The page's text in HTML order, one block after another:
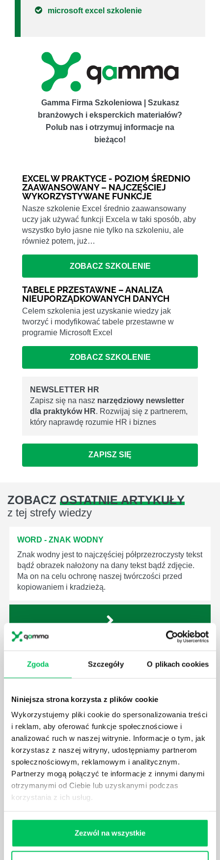
Zgoda Szczegóły O plikach cookies
Niniejsza strona korzysta z plików cookie
Wykorzystujemy pliki cookie do spersonalizowania treści
i reklam, aby oferować funkcje społecznościowe i
analizować ruch w naszej witrynie. Informacje o tym, jak
korzystasz z naszej witryny, udostępniamy partnerom
społecznościowym, reklamowym i analitycznym.
Partnerzy mogą połączyć te informacje z innymi danymi
otrzymanymi od Ciebie lub uzyskanymi podczas
korzystania z ich usług.
Zezwól na wszystkie
microsoft excel szkolenie
Gamma Firma Szkoleniowa | Szukasz
branżowych i eksperckich materiałów?
Polub nas i otrzymuj informacje na
bieżąco!
EXCEL W PRAKTYCE - POZIOM ŚREDNIO
ZAAWANSOWANY – NAJCZĘŚCIEJ
WYKORZYSTYWANE FUNKCJE
Nasze szkolenie Excel średnio zaawansowany
uczy jak używać funkcji Excela w taki sposób, aby
wszystko było jasne nie tylko na szkoleniu, ale
również potem, już…
ZOBACZ SZKOLENIE
TABELE PRZESTAWNE – ANALIZA
NIEUPORZĄDKOWANYCH DANYCH
Celem szkolenia jest uzyskanie wiedzy jak
tworzyć i modyfikować tabele przestawne w
programie Microsoft Excel
ZOBACZ SZKOLENIE
NEWSLETTER HR
Zapisz się na nasz narzędziowy newsletter
dla praktyków HR. Rozwijaj się z partnerem,
który naprawdę rozumie HR i biznes
ZAPISZ SIĘ
ZOBACZ OSTATNIE ARTYKUŁY
z tej strefy wiedzy
WORD - ZNAK WODNY
Znak wodny jest to najczęściej półprzezroczysty tekst
bądź obrazek nałożony na dany tekst bądź zdjęcie.
Ma on na celu ochronę naszej twórczości przed
kopiowaniem i kradzieżą.
Często zdarza się, że potrzebujemy zaznaczyć całą
zawartość danego dokumentu – zarówno tekst jak i
WORD - WSTAWIANIE WYKRESU
Program Word jest najczęściej wykorzystywany do
tworzenia dokumentów tekstowych, zaś Excel do
tworzenia plików zawierających bazy danych,
obliczenia czy zestawienia.